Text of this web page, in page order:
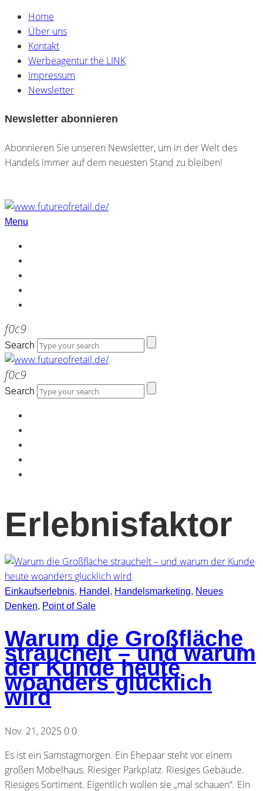
Home
Über uns
Kontakt
Werbeagentur the LINK
Impressum
Newsletter
Newsletter abonnieren
Abonnieren Sie unseren Newsletter, um in der Welt des
Handels immer auf dem neuesten Stand zu bleiben!
Menu
Search
Search
Erlebnisfaktor
Einkaufserlebnis, Handel , Handelsmarketing, Neues
Denken, Point of Sale
Warum die Großfläche
strauchelt – und warum
der Kunde heute
woanders glücklich
wird
Nov. 21, 2025 0 0
Es ist ein Samstagmorgen. Ein Ehepaar steht vor einem
großen Möbelhaus. Riesiger Parkplatz. Riesiges Gebäude.
Riesiges Sortiment. Eigentlich wollen sie „mal schauen“. Ein